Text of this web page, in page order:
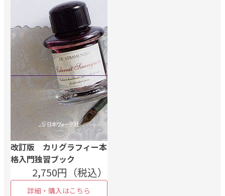
改訂版 カリグラフィー本
格入門独習ブック
2,750円（税込）
詳細・購入はこちら